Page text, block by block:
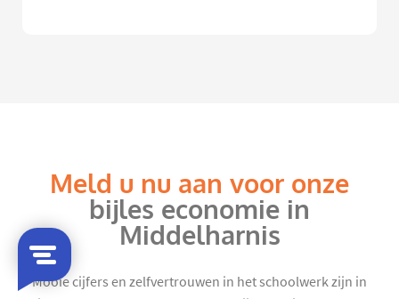
Meld u nu aan voor onze
bijles economie in
Middelharnis
Mooie cijfers en zelfvertrouwen in het schoolwerk zijn in